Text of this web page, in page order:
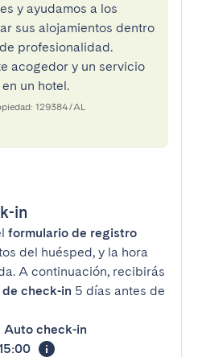
y ayudamos a los
sus alojamientos dentro
profesionalidad.
acogedor y un servicio
un hotel.
129384/AL
in
formulario de registro
del huésped, y la hora
A continuación, recibirás
check-in 5 días antes de
Auto check-in